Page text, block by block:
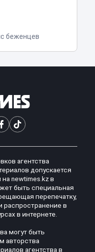
беженцев
агентства
допускается
newtimes.kz в
быть специальная
перепечатку,
распространение в
в интернете.
могут быть
авторства
агентства в